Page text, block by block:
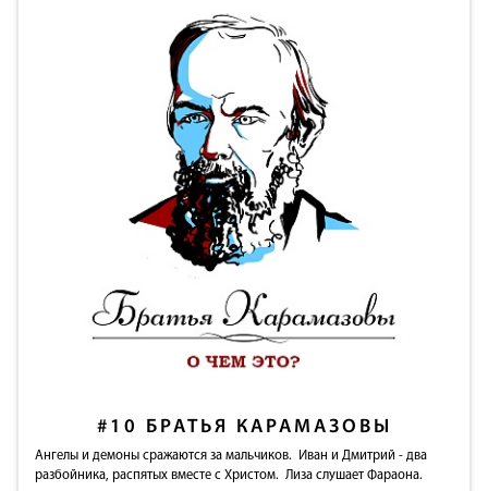
#10 БРАТЬЯ КАРАМАЗОВЫ
Ангелы и демоны сражаются за мальчиков. Иван и Дмитрий - два
разбойника, распятых вместе с Христом. Лиза слушает Фараона.